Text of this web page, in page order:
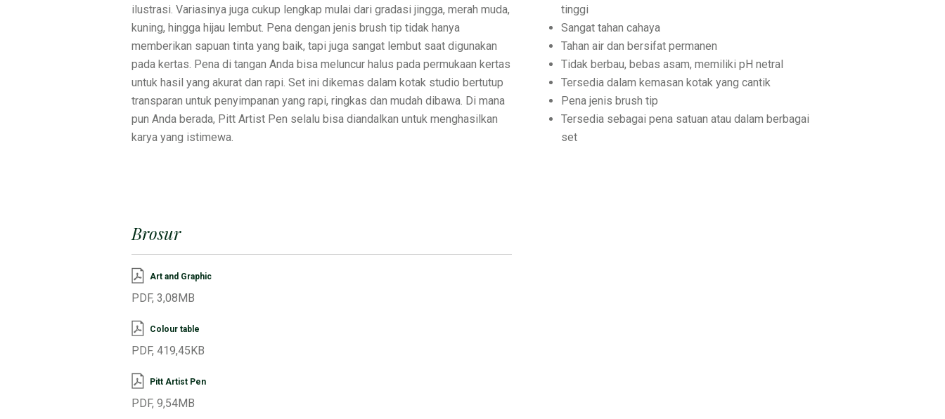
ilustrasi. Variasinya juga cukup lengkap mulai dari gradasi jingga, merah muda,
kuning, hingga hijau lembut. Pena dengan jenis brush tip tidak hanya
memberikan sapuan tinta yang baik, tapi juga sangat lembut saat digunakan
pada kertas. Pena di tangan Anda bisa meluncur halus pada permukaan kertas
untuk hasil yang akurat dan rapi. Set ini dikemas dalam kotak studio bertutup
transparan untuk penyimpanan yang rapi, ringkas dan mudah dibawa. Di mana
pun Anda berada, Pitt Artist Pen selalu bisa diandalkan untuk menghasilkan
karya yang istimewa.
tinggi
Sangat tahan cahaya
Tahan air dan bersifat permanen
Tidak berbau, bebas asam, memiliki pH netral
Tersedia dalam kemasan kotak yang cantik
Pena jenis brush tip
Tersedia sebagai pena satuan atau dalam berbagai
set
Brosur
Art and Graphic
PDF, 3,08MB
Colour table
PDF, 419,45KB
Pitt Artist Pen
PDF, 9,54MB